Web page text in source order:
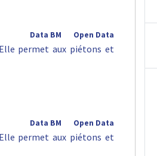
Open Data
Data BM
permet aux piétons et
Open Data
Data BM
permet aux piétons et